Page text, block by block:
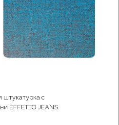
штукатурка с
EFFETTO JEANS